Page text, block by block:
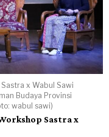
x Wabul Sawi
Budaya Provinsi
wabul sawi)
Sastra x